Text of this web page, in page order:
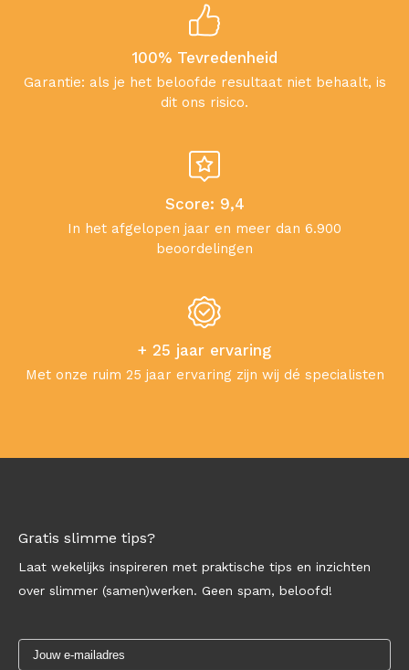
100% Tevredenheid
Garantie: als je het beloofde resultaat niet behaalt, is
dit ons risico.
Score: 9,4
In het afgelopen jaar en meer dan 6.900
beoordelingen
+ 25 jaar ervaring
Met onze ruim 25 jaar ervaring zijn wij dé specialisten
Gratis slimme tips?
Laat wekelijks inspireren met praktische tips en inzichten
over slimmer (samen)werken. Geen spam, beloofd!